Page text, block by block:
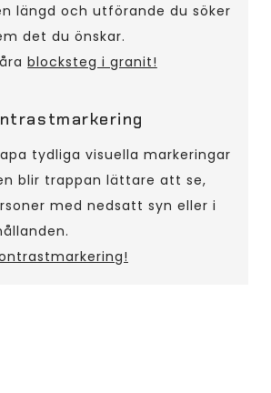
längd och utförande du söker
det du önskar.
blocksteg i granit!
tydliga visuella markeringar
blir trappan lättare att se,
med nedsatt syn eller i